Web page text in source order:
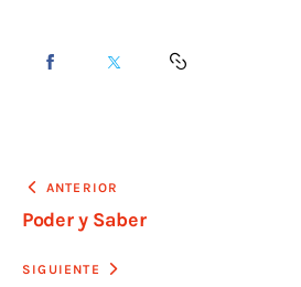
ANTERIOR
Poder y Saber
SIGUIENTE